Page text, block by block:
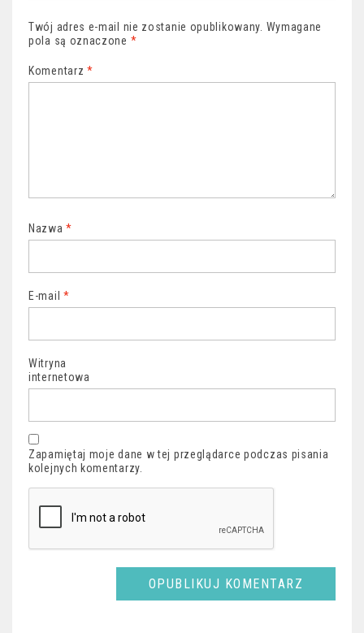
Twój adres e-mail nie zostanie opublikowany. Wymagane
pola są oznaczone *
Komentarz *
Nazwa*
E-mail *
Witryna
internetowa
Zapamiętaj moje dane w tej przeglądarce podczas pisania
kolejnych komentarzy.